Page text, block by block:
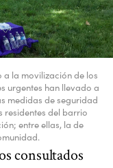
a la movilización de los
urgentes han llevado a
medidas de seguridad
residentes del barrio
entre ellas, la de
consultados